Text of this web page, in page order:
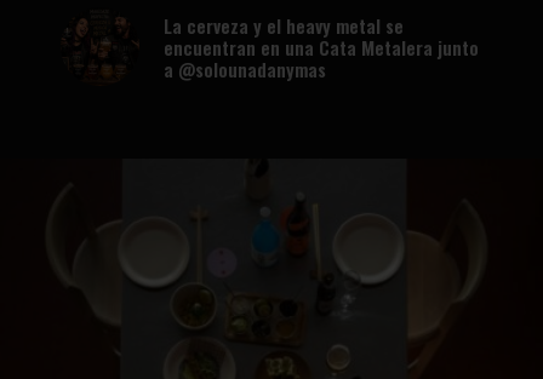
La cerveza y el heavy metal se
encuentran en una Cata Metalera junto
a @solounadanymas